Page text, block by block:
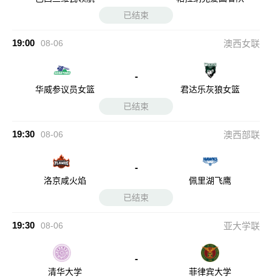
已结束
19:00 08-06 澳西女联
华威参议员女篮
-
君达乐灰狼女篮
已结束
19:30 08-06 澳西部联
洛京咸火焰
-
佩里湖飞鹰
已结束
19:30 08-06 亚大学联
清华大学
-
菲律宾大学